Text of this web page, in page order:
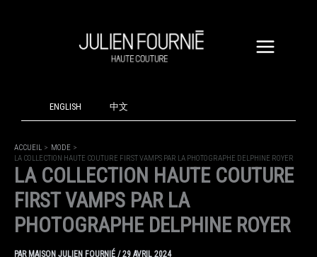
ENGLISH 中文
ACCUEIL
MODE
LA COLLECTION HAUTE COUTURE FIRST VAMPS PAR LA PHOTOGRAPHE DELPHINE ROYER
LA COLLECTION HAUTE COUTURE
FIRST VAMPS PAR LA
PHOTOGRAPHE DELPHINE ROYER
PAR MAISON JULIEN FOURNIÉ /29 AVRIL 2024